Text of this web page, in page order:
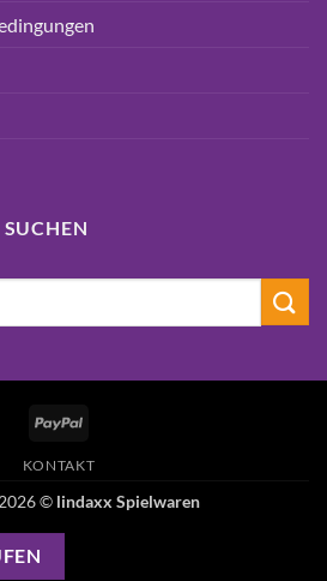
PayPal
KONTAKT
© lindaxx Spielwaren